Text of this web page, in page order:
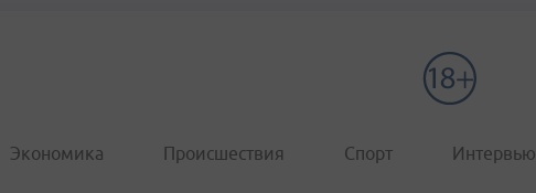
Экономика Происшествия Спорт Интервью